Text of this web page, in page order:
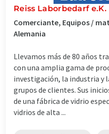
Reiss Laborbedarf e.K.
Comerciante, Equipos /
Alemania
Llevamos más de 80 años
con una amplia gama de
investigación, la industria y
grupos de clientes. Sus
de una fábrica de vidrio
vidrios de alta ...